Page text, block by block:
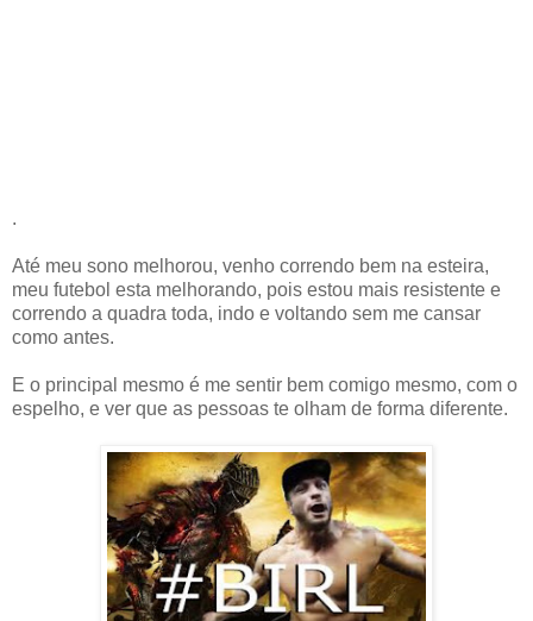
.
Até meu sono melhorou, venho correndo bem na esteira,
meu futebol esta melhorando, pois estou mais resistente e
correndo a quadra toda, indo e voltando sem me cansar
como antes.
E o principal mesmo é me sentir bem comigo mesmo, com o
espelho, e ver que as pessoas te olham de forma diferente.